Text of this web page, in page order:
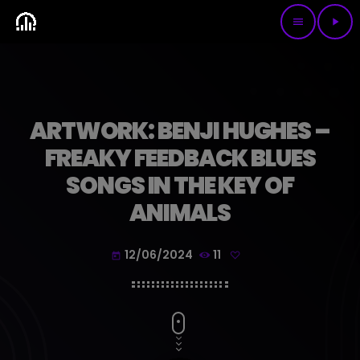
menu play_arrow
ARTWORK: BENJI HUGHES –
FREAKY FEEDBACK BLUES
SONGS IN THE KEY OF
ANIMALS
today 12/06/2024 11